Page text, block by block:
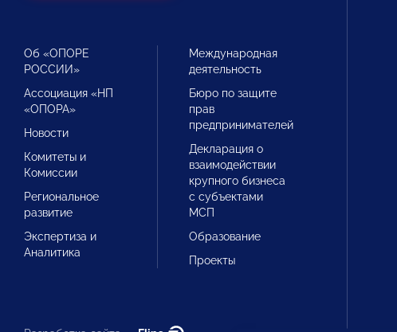
Об «ОПОРЕ
РОССИИ»
Ассоциация «НП
«ОПОРА»
Новости
Комитеты и
Комиссии
Региональное
развитие
Экспертиза и
Аналитика
Международная
деятельность
Бюро по защите
прав
предпринимателей
Декларация о
взаимодействии
крупного бизнеса
с субъектами
МСП
Образование
Проекты